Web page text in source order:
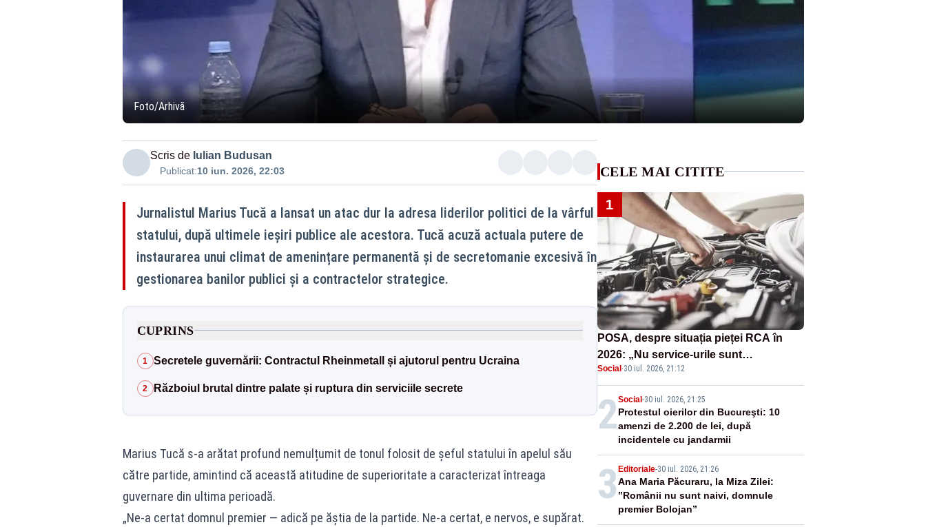
Foto/Arhivă
Scris de Iulian Budusan
Publicat:10 iun. 2026, 22:03
Jurnalistul Marius Tucă a lansat un atac dur la adresa liderilor politici de la vârful
statului, după ultimele ieșiri publice ale acestora. Tucă acuză actuala putere de
instaurarea unui climat de amenințare permanentă și de secretomanie excesivă în
gestionarea banilor publici și a contractelor strategice.
CUPRINS
1 Secretele guvernării: Contractul Rheinmetall și ajutorul pentru Ucraina
2 Războiul brutal dintre palate și ruptura din serviciile secrete
Marius Tucă s-a arătat profund nemulțumit de tonul folosit de șeful statului în apelul său
către partide, amintind că această atitudine de superioritate a caracterizat întreaga
guvernare din ultima perioadă.
„Ne-a certat domnul premier — adică pe ăștia de la partide. Ne-a certat, e nervos, e supărat.
CELE MAI CITITE
1
POSA, despre situația pieței RCA în
2026: „Nu service-urile sunt
responsabile pentru scumpirea
polițelor”
Social·30 iul. 2026, 21:12
2Social-30 iul. 2026, 21:25
Protestul oierilor din Bucureşti: 10
amenzi de 2.200 de lei, după
incidentele cu jandarmii
3 Editoriale-30 iul. 2026, 21:26
Ana Maria Păcuraru, la Miza Zilei:
”Românii nu sunt naivi, domnule
premier Bolojan”